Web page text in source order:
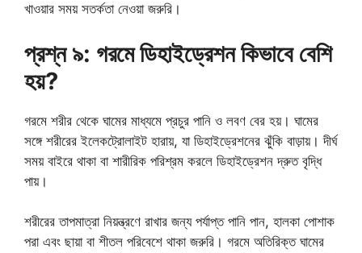
খাওয়ার সময় সতর্কতা নেওয়া জরুরি।
প্রশ্ন ৯: গরমে ডিহাইড্রেশন কিভাবে বেশি
হয়?
গরমে শরীর থেকে ঘামের মাধ্যমে প্রচুর পানি ও লবণ বের হয়। ঘামের
সঙ্গে শরীরের ইলেকট্রোলাইট হারায়, যা ডিহাইড্রেশনের ঝুঁকি বাড়ায়। দীর্ঘ
সময় বাইরে থাকা বা শারীরিক পরিশ্রম করলে ডিহাইড্রেশন দ্রুত বৃদ্ধি
পায়।
শরীরের তাপমাত্রা নিয়ন্ত্রণে রাখার জন্য পর্যাপ্ত পানি পান, হালকা পোশাক
পরা এবং ছায়া বা শীতল পরিবেশে থাকা জরুরি। গরমে অতিরিক্ত ঘামের